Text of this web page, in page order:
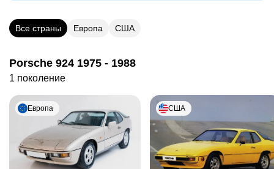
Все страны Европа США
Porsche 924 1975 - 1988
1 поколение
Европа США